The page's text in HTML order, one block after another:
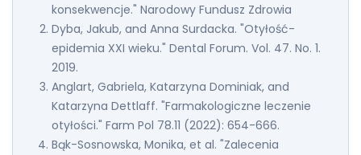
konsekwencje." Narodowy Fundusz Zdrowia
Dyba, Jakub, and Anna Surdacka. "Otyłość-
epidemia XXI wieku." Dental Forum. Vol. 47. No. 1.
2019.
Anglart, Gabriela, Katarzyna Dominiak, and
Katarzyna Dettlaff. "Farmakologiczne leczenie
otyłości." Farm Pol 78.11 (2022): 654-666.
Bąk-Sosnowska, Monika, et al. "Zalecenia